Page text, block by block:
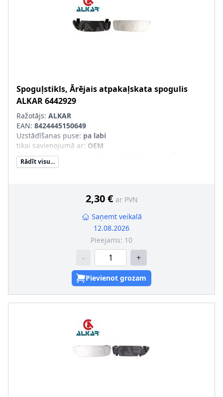
Spoguļstikls, Ārējais atpakaļskata spogulis
ALKAR6442929
Ražotājs: ALKAR
EAN: 8424445150649
Uzstādīšanas puse: pa labi
tikai savienojumā ar: OEM
Ārējais-/Iekšējais spogulis
Rādīt visu...
2,30 € ar PVN
Saņemt veikalā
12.08.2026
Pieejams: 10
- +
Pievienot grozam